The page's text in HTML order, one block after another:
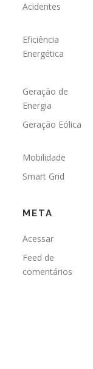
Acidentes
Eficiência
Energética
Geração de
Energia
Geração Eólica
Mobilidade
Smart Grid
META
Acessar
Feed de
comentários